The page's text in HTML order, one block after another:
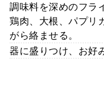
調味料を深めのフラ
鶏肉、大根、パプリ
がら絡ませる。
器に盛りつけ、お好